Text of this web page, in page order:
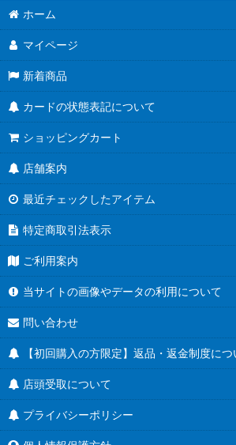
ホーム
マイページ
新着商品
カードの状態表記について
ショッピングカート
店舗案内
最近チェックしたアイテム
特定商取引法表示
ご利用案内
当サイトの画像やデータの利用について
問い合わせ
【初回購入の方限定】返品・返金制度につ
店頭受取について
プライバシーポリシー